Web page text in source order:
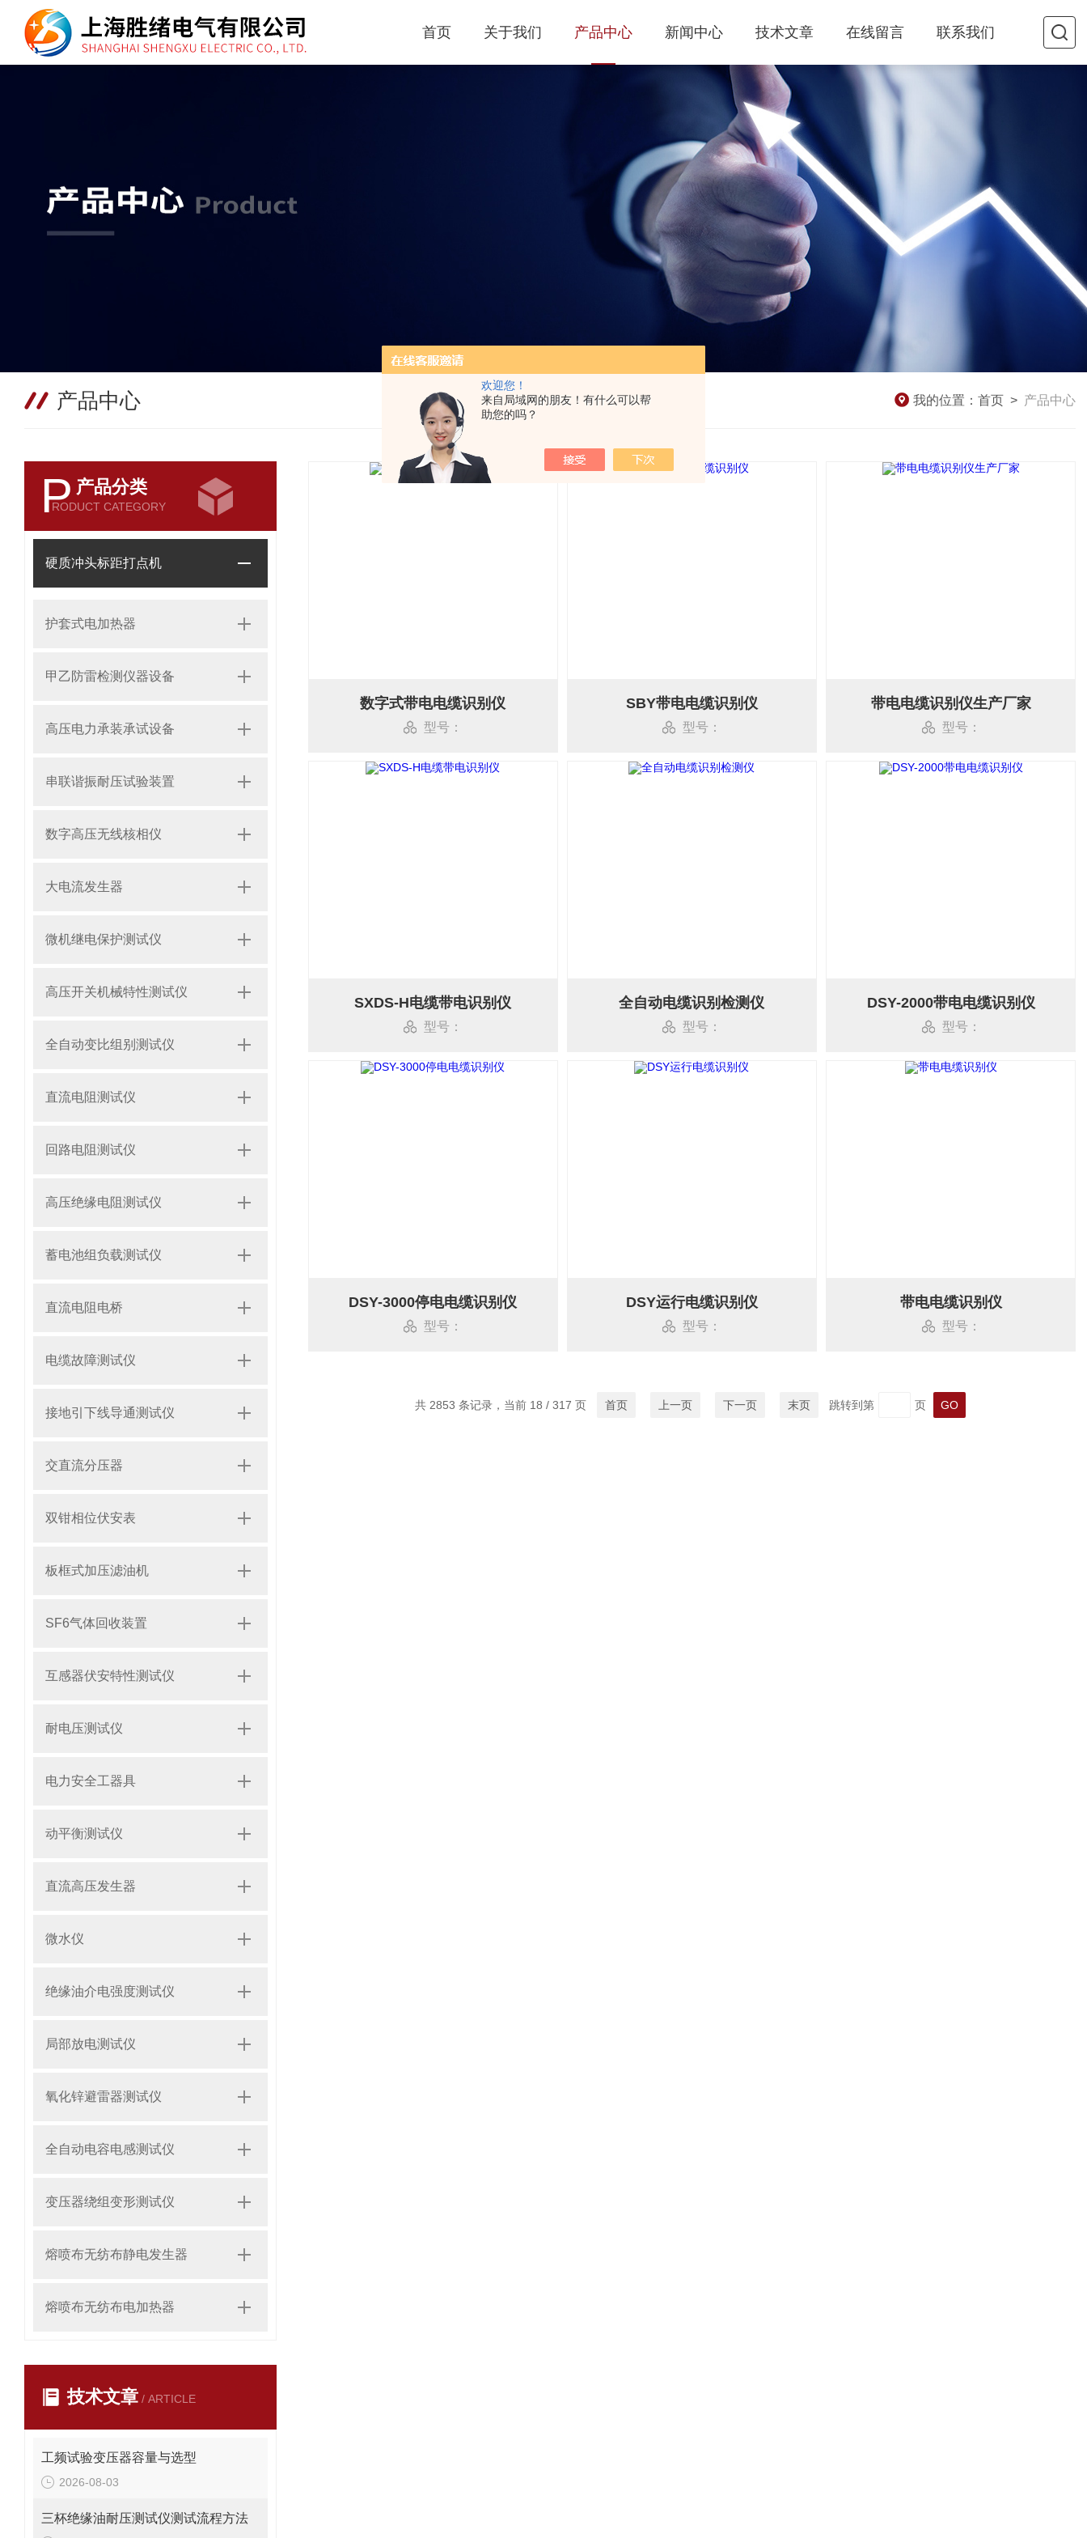
欢迎您！
来自局域网的朋友！有什么可以帮
助您的吗？
首页 关于我们 产品中心 新闻中心 技术文章 在线留言 联系我们
产品中心 我的位置： 首页 > 产品中心
P 产品分类
RODUCT CATEGORY
硬质冲头标距打点机
护套式电加热器
甲乙防雷检测仪器设备
高压电力承装承试设备
串联谐振耐压试验装置
数字高压无线核相仪
大电流发生器
微机继电保护测试仪
高压开关机械特性测试仪
全自动变比组别测试仪
直流电阻测试仪
回路电阻测试仪
高压绝缘电阻测试仪
蓄电池组负载测试仪
直流电阻电桥
电缆故障测试仪
接地引下线导通测试仪
交直流分压器
双钳相位伏安表
板框式加压滤油机
SF6气体回收装置
互感器伏安特性测试仪
耐电压测试仪
电力安全工器具
动平衡测试仪
直流高压发生器
微水仪
绝缘油介电强度测试仪
局部放电测试仪
氧化锌避雷器测试仪
全自动电容电感测试仪
变压器绕组变形测试仪
熔喷布无纺布静电发生器
熔喷布无纺布电加热器
技术文章 / ARTICLE
工频试验变压器容量与选型
2026-08-03
三杯绝缘油耐压测试仪测试流程方法
数字式带电电缆识别仪
型号：
SBY带电电缆识别仪
型号：
带电电缆识别仪生产厂家
型号：
SXDS-H电缆带电识别仪
型号：
全自动电缆识别检测仪
型号：
DSY-2000带电电缆识别仪
型号：
DSY-3000停电电缆识别仪
型号：
DSY运行电缆识别仪
型号：
带电电缆识别仪
型号：
共 2853 条记录，当前 18 / 317 页 首页 上一页 下一页 末页 跳转到第 页